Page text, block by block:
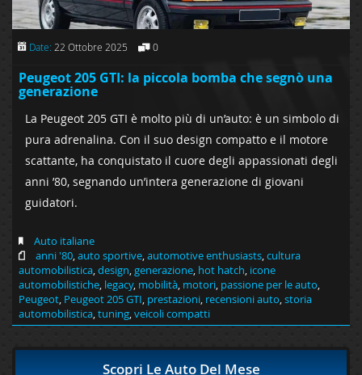
Date: 22 Ottobre 2025 0
Peugeot 205 GTI: la piccola bomba che segnò una
generazione
La Peugeot 205 GTI è molto più di un’auto: è un simbolo di
pura adrenalina. Con il suo design compatto e il motore
scattante, ha conquistato il cuore degli appassionati degli
anni ’80, segnando un’intera generazione di giovani
guidatori.
Auto italiane
anni '80,auto sportive,automotive enthusiasts,cultura
automobilistica,design,generazione, hot hatch, icone
automobilistiche, legacy, mobilità, motori, passione per le auto,
Peugeot, Peugeot 205 GTI, prestazioni, recensioni auto,storia
automobilistica,tuning,veicoli compatti
Scopri Le Auto Del Mese